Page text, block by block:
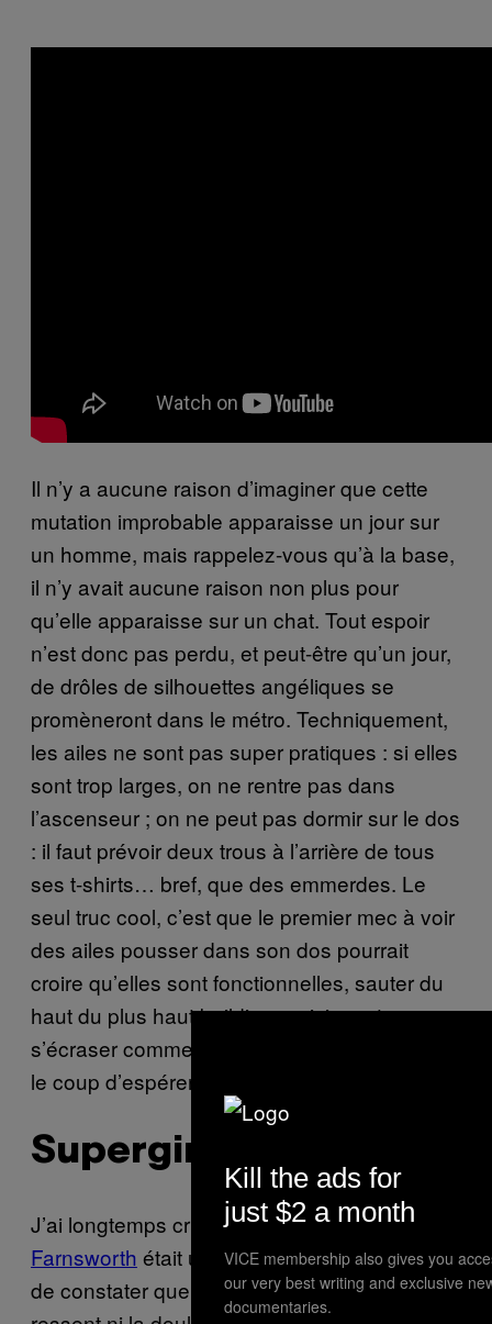
Il n’y a aucune raison d’imaginer que cette
mutation improbable apparaisse un jour sur
un homme, mais rappelez-vous qu’à la base,
il n’y avait aucune raison non plus pour
qu’elle apparaisse sur un chat. Tout espoir
n’est donc pas perdu, et peut-être qu’un jour,
de drôles de silhouettes angéliques se
promèneront dans le métro. Techniquement,
les ailes ne sont pas super pratiques : si elles
sont trop larges, on ne rentre pas dans
l’ascenseur ; on ne peut pas dormir sur le dos
: il faut prévoir deux trous à l’arrière de tous
ses t-shirts… bref, que des emmerdes. Le
seul truc cool, c’est que le premier mec à voir
des ailes pousser dans son dos pourrait
croire qu’elles sont fonctionnelles, sauter du
haut du plus haut building parisien, et
s’écraser comme une merde en bas. Ça vaut
le coup d’espérer.
Supergirl
J’ai longtemps cru quel’histoire d’Olivia
Farnsworth était un hoax. Pourtant, force est
de constater que cette petite fille qui ne
Kill the ads for
just $2 a month
VICE membership also gives you
our very best writing and exclusive
documentaries.